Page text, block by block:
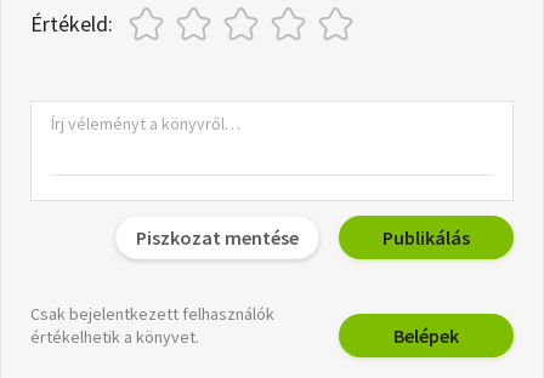
Értékeld:
Piszkozat mentése Publikálás
Csak bejelentkezett felhasználók
értékelhetik a könyvet.
Belépek